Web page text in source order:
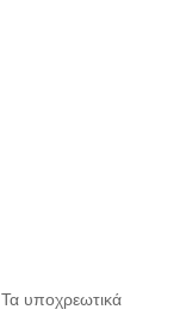
Τα υποχρεωτικά